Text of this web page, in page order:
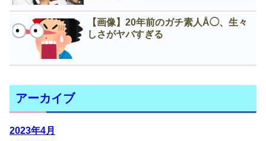
【画像】20年前のガチ素人Å◯、生々
しさがヤバすぎる
アーカイブ
2023年4月